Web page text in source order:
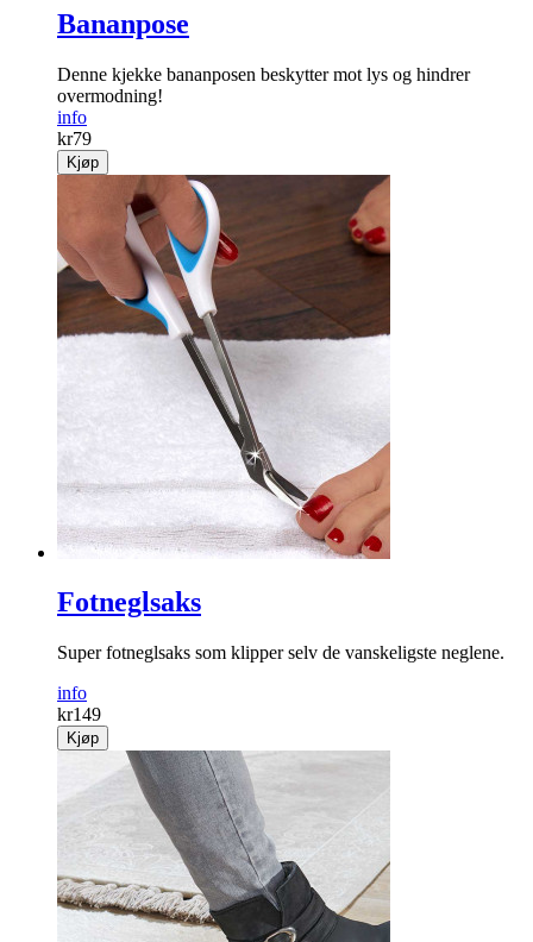
Bananpose
Denne kjekke bananposen beskytter mot lys og hindrer
overmodning!
info
kr79
Kjøp
Fotneglsaks
Super fotneglsaks som klipper selv de vanskeligste neglene.
info
kr149
Kjøp